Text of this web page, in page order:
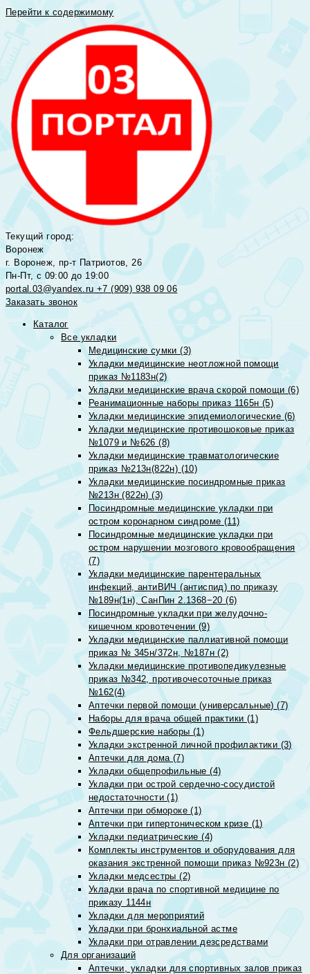
Перейти к содержимому
Текущий город:
Воронеж
г. Воронеж, пр-т Патриотов, 26
Пн-Пт, с 09:00 до 19:00
portal.03@yandex.ru +7 (909) 938 09 06
Заказать звонок
Каталог
Все укладки
Медицинские сумки (3)
Укладки медицинские неотложной помощи
приказ №1183н(2)
Укладки медицинские врача скорой помощи (6)
Реанимационные наборы приказ 1165н (5)
Укладки медицинские эпидемиологические (6)
Укладки медицинские противошоковые приказ
№1079 и №626 (8)
Укладки медицинские травматологические
приказ №213н(822н) (10)
Укладки медицинские посиндромные приказ
№213н (822н) (3)
Посиндромные медицинские укладки при
остром коронарном синдроме (11)
Посиндромные медицинские укладки при
остром нарушении мозгового кровообращения
(7)
Укладки медицинские парентеральных
инфекций, антиВИЧ (антиспид) по приказу
№189н(1н), СанПин 2.1368−20 (6)
Посиндромные укладки при желудочно-
кишечном кровотечении (9)
Укладки медицинские паллиативной помощи
приказ № 345н/372н, №187н (2)
Укладки медицинские противопедикулезные
приказ №342, противочесоточные приказ
№162(4)
Аптечки первой помощи (универсальные) (7)
Наборы для врача общей практики (1)
Фельдшерские наборы (1)
Укладки экстренной личной профилактики (3)
Аптечки для дома (7)
Укладки общепрофильные (4)
Укладки при острой сердечно-сосудистой
недостаточности (1)
Аптечки при обмороке (1)
Аптечки при гипертоническом кризе (1)
Укладки педиатрические (4)
Комплекты инструментов и оборудования для
оказания экстренной помощи приказ №923н (2)
Укладки медсестры (2)
Укладки врача по спортивной медицине по
приказу 1144н
Укладки для мероприятий
Укладки при бронхиальной астме
Укладки при отравлении дезсредствами
Для организаций
Аптечки, укладки для спортивных залов приказ